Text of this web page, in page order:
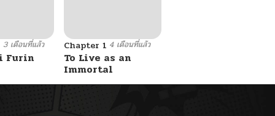
3 เดือนที่แล้ว
Furin
Chapter 1 4 เดือนที่แล้ว
To Live as an
Immortal